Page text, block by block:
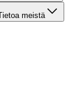
meistä